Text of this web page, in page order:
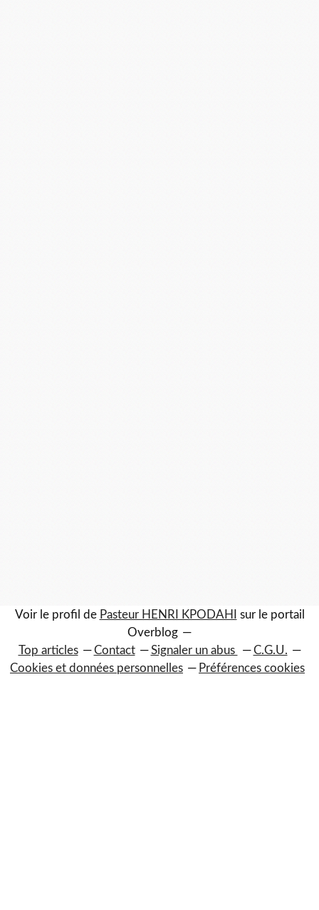
Voir le profil de Pasteur HENRI KPODAHI
sur le portail
Overblog
Top articles
Contact Signaler un abus
C.G.U.
Cookies et données personnelles
Préférences cookies